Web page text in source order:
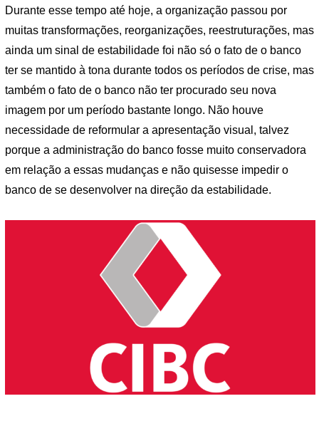
Durante esse tempo até hoje, a organização passou por
muitas transformações, reorganizações, reestruturações, mas
ainda um sinal de estabilidade foi não só o fato de o banco
ter se mantido à tona durante todos os períodos de crise, mas
também o fato de o banco não ter procurado seu nova
imagem por um período bastante longo. Não houve
necessidade de reformular a apresentação visual, talvez
porque a administração do banco fosse muito conservadora
em relação a essas mudanças e não quisesse impedir o
banco de se desenvolver na direção da estabilidade.